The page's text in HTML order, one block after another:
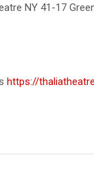
NY 41-17
https://